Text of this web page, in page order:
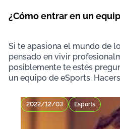
¿Cómo entrar en un
Si te apasiona el mundo de
pensado en vivir
posiblemente te estés
un equipo de eSports.
2022/12/03 Esports